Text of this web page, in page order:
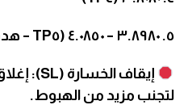
٥. ٣.٨٩٨٠ – ٤.٠٨٥٠ (TP٥ – هدف نهائي)
لتجنب مزيد من الهبوط.